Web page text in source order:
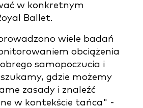
w konkretnym
Ballet.
wiele badań
obciążenia
samopoczucia i
gdzie możemy
zasady i znaleźć
w kontekście tańca" -